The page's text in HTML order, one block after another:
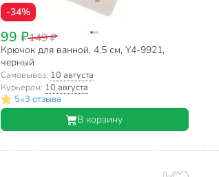
-34%
99 ₽149 ₽
Крючок для ванной, 4.5 см, Y4-9921,
черный
Самовывоз: 10 августа
Курьером: 10 августа
5•3 отзыва
В корзину